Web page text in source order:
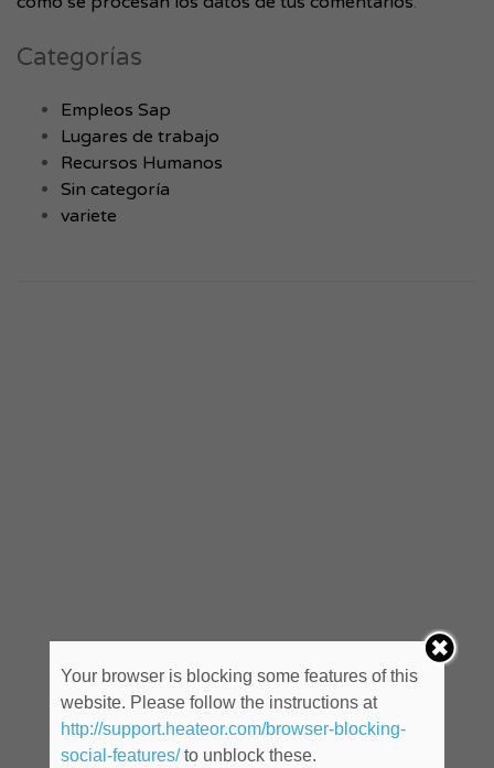
Categorías
Empleos Sap
Lugares de trabajo
Recursos Humanos
Sin categoría
variete
Your browser is blocking some features of this
website. Please follow the instructions at
http://support.heateor.com/browser-blocking-
social-features/to unblock these.